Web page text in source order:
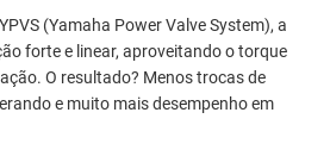
(Yamaha Power Valve System), a
forte e linear, aproveitando o torque
O resultado? Menos trocas de
e muito mais desempenho em